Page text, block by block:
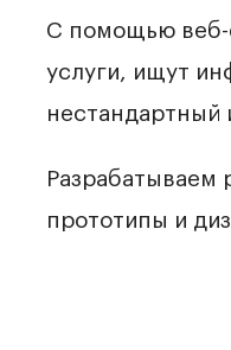
С помощью веб-
услуги, ищут
нестандартный
Разрабатываем
прототипы и